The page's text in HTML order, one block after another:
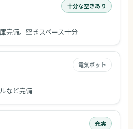
十分な空きあり
完備。空きスペース十分
電気ポット
など完備
充実